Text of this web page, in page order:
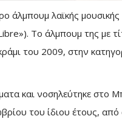
άλμπουμ λαϊκής
Το άλμπουμ της με
του 2009, στην
και νοσηλεύτηκε στο
του ίδιου έτους,